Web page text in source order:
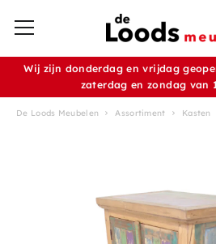
Wij zijn donderdag en vrijdag
zaterdag en zondag van
De Loods Meubelen Assortiment Kasten